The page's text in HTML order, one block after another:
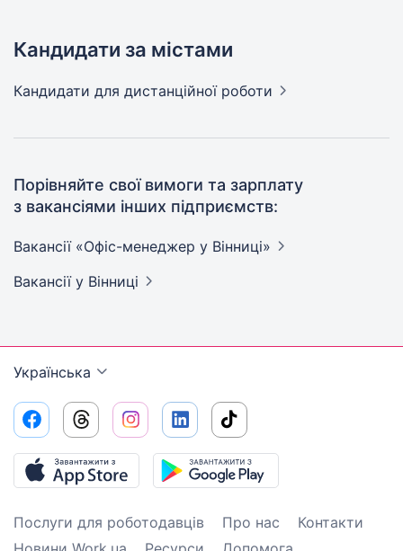
Кандидати за містами
Кандидати для дистанційної роботи
Порівняйте свої вимоги та зарплату
з вакансіями інших підприємств:
Вакансії «Офіс-менеджер у Вінниці»
Вакансії у Вінниці
Українська
Послуги для роботодавців Про нас
Контакти